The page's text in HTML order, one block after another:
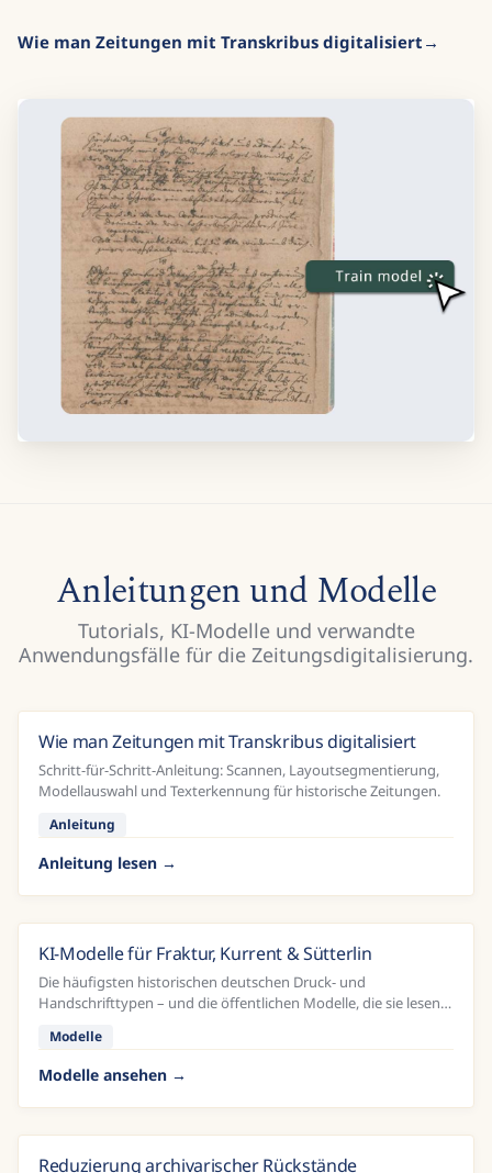
Wie man Zeitungen mit Transkribus digitalisiert
Anleitungen und Modelle
Tutorials, KI-Modelle und verwandte
Anwendungsfälle für die Zeitungsdigitalisierung.
Wie man Zeitungen mit Transkribus digitalisiert
Schritt-für-Schritt-Anleitung: Scannen, Layoutsegmentierung,
Modellauswahl und Texterkennung für historische Zeitungen.
Anleitung
Anleitung lesen
KI-Modelle für Fraktur, Kurrent & Sütterlin
Die häufigsten historischen deutschen Druck- und
Handschrifttypen – und die öffentlichen Modelle, die sie lesen
Modelle
Modelle ansehen
Reduzierung archivarischer Rückstände